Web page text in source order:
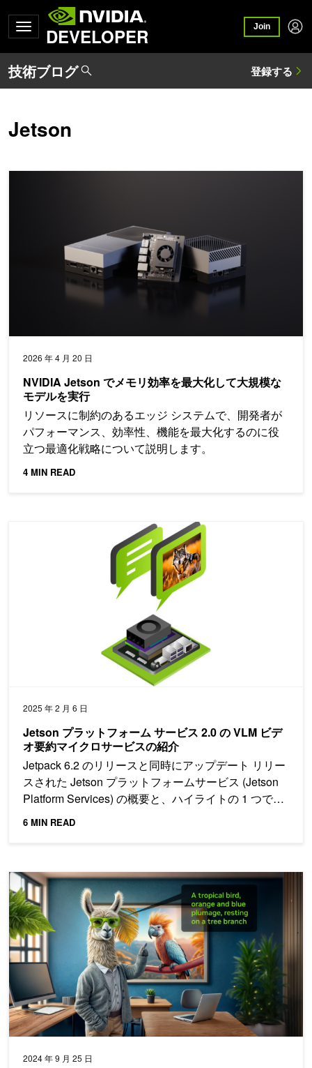
DEVELOPER Join
Jetson
2026 年 4 月 20 日
NVIDIA Jetson でメモリ効率を最大化して大規模な
モデルを実行
リソースに制約のあるエッジ システムで、開発者が
パフォーマンス、効率性、機能を最大化するのに役
立つ最適化戦略について説明します。
4 MIN READ
2025 年 2 月 6 日
Jetson プラットフォーム サービス 2.0 の VLM ビデ
オ要約マイクロサービスの紹介
Jetpack 6.2 のリリースと同時にアップデート リリー
スされた Jetson プラットフォームサービス (Jetson
Platform Services) の概要と、ハイライトの 1 つであ
る「VLM ビデオ要約サービス」のデモをご紹介しま
6 MIN READ
Jetson プラットフォーム サービス 2.0 の VLM ビデオ要約マイ
2024 年 9 月 25 日
高速化された Llama 3.2 をエッジからクラウドへデプロイする